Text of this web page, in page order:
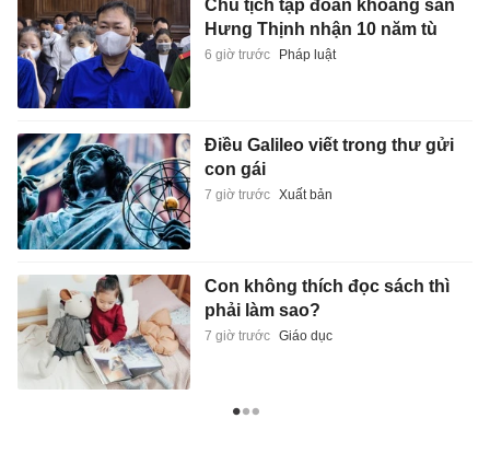
Chủ tịch tập đoàn khoáng sản
Hưng Thịnh nhận 10 năm tù
6 giờ trước Pháp luật
Điều Galileo viết trong thư gửi
con gái
7 giờ trước Xuất bản
Con không thích đọc sách thì
phải làm sao?
7 giờ trước Giáo dục